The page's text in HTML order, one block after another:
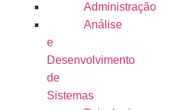
Administração
Análise
e
Desenvolvimento
de
Sistemas